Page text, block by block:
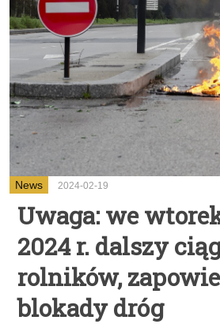
News 2024-02-19
Uwaga: we
2024 r. dalszy
rolników,
blokady dróg